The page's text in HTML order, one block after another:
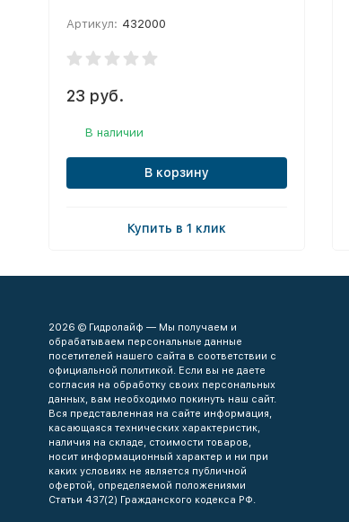
Артикул: 432000
23 руб.
В наличии
В корзину
Купить в 1 клик
2026 © Гидролайф — Мы получаем и
обрабатываем персональные данные
посетителей нашего сайта в соответствии с
официальной политикой. Если вы не даете
согласия на обработку своих персональных
данных, вам необходимо покинуть наш сайт.
Вся представленная на сайте информация,
касающаяся технических характеристик,
наличия на складе, стоимости товаров,
носит информационный характер и ни при
каких условиях не является публичной
офертой, определяемой положениями
Статьи 437(2) Гражданского кодекса РФ.